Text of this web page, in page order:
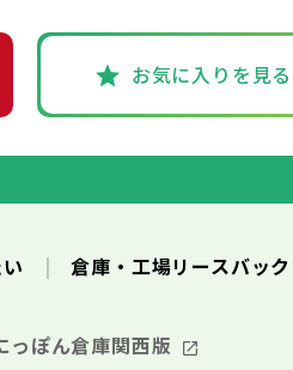
お気に入りを見る
倉庫・工場リースバッ
っぽん倉庫関西版